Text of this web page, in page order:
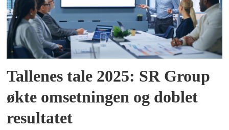
Tallenes tale 2025: SR Group
økte omsetningen og doblet
resultatet